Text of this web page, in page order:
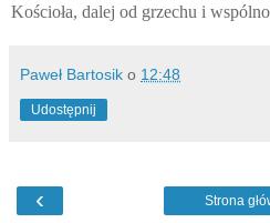
Kościoła, dalej od grzechu i
Paweł Bartosik o 12:48
Udostępnij
‹ Strona